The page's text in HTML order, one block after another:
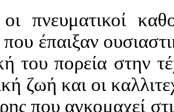
πνευματικοί
έπαιξαν
του πορεία στην
ζωή και οι
που αγκομαχεί